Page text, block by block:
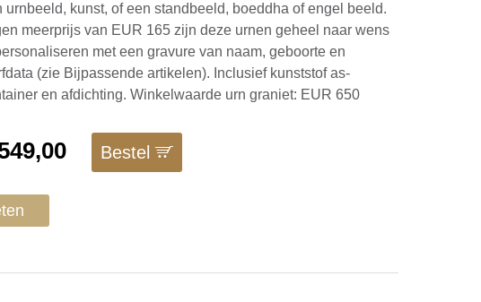
urnbeeld, kunst, of een standbeeld, boeddha of engel beeld.
meerprijs van EUR 165 zijn deze urnen geheel naar wens
met een gravure van naam, geboorte en
(zie Bijpassende artikelen). Inclusief kunststof as-
en afdichting. Winkelwaarde urn graniet: EUR 650
Bestel